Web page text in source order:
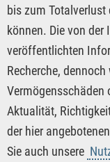
bis zum
können. Die von der
veröffentlichten
Recherche,
Vermögensschäden
Aktualität,
der hier
Sie auch unsere